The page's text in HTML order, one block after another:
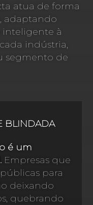
atua de forma
adaptando
inteligente à
indústria,
segmento de
BLINDADA
é um
Empresas que
para
deixando
quebrando